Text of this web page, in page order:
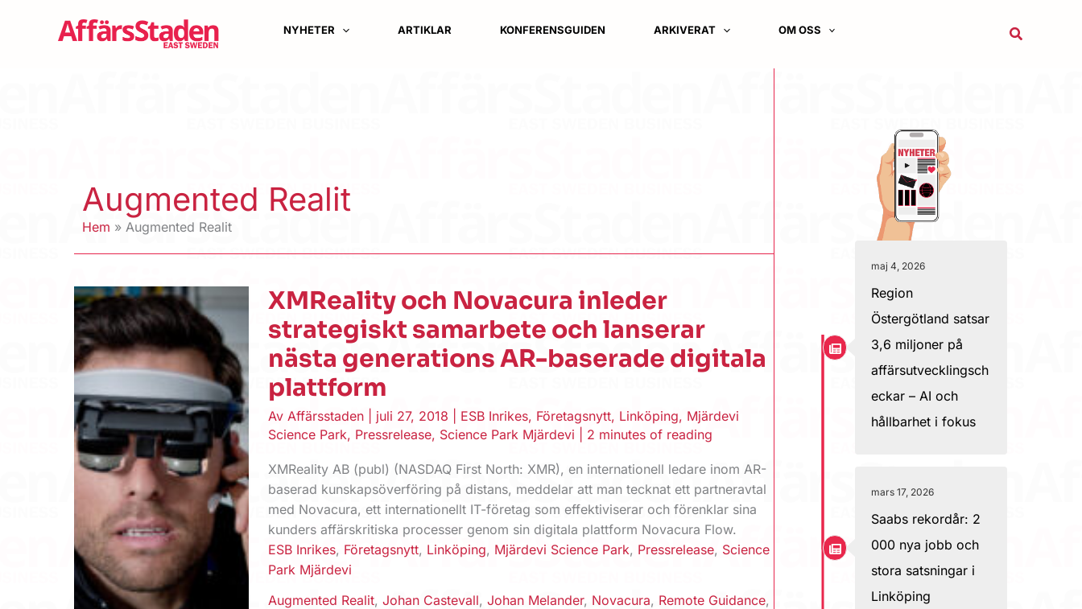
NYHETER ARTIKLAR KONFERENSGUIDEN ARKIVERAT OM OSS Sök
Augmented Realit
Hem Augmented Realit
XMReality och Novacura inleder
strategiskt samarbete och lanserar
nästa generations AR-baserade digitala
plattform
AvAffärsstaden juli 27, 2018 ESB Inrikes, Företagsnytt, Linköping, Mjärdevi
Science Park, Pressrelease, Science Park Mjärdevi 2 minutes of reading
XMReality AB (publ) (NASDAQ First North: XMR), en internationell ledare inom AR-
baserad kunskapsöverföring på distans, meddelar att man tecknat ett partneravtal
med Novacura, ett internationellt IT-företag som effektiviserar och förenklar sina
kunders affärskritiska processer genom sin digitala plattform Novacura Flow.
ESB Inrikes, Företagsnytt, Linköping, Mjärdevi Science Park, Pressrelease, Science
Park Mjärdevi
Augmented Realit,Johan Castevall,Johan Melander, Novacura, Remote Guidance,
maj 4, 2026
Region
Östergötland satsar
3,6 miljoner på
affärsutvecklingsch
eckar – AI och
hållbarhet i fokus
mars 17, 2026
Saabs rekordår: 2
000 nya jobb och
stora satsningar i
Linköping